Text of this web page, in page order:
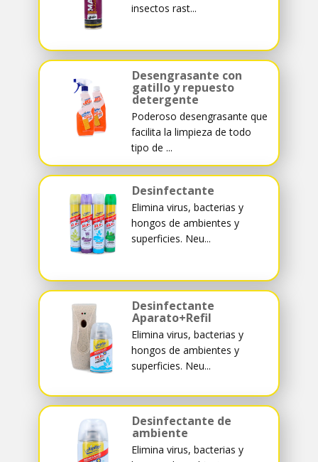
insectos rast...
Desengrasante con
gatillo y repuesto
detergente
Poderoso desengrasante que
facilita la limpieza de todo
tipo de ...
Desinfectante
Elimina virus, bacterias y
hongos de ambientes y
superficies. Neu...
Desinfectante
Aparato+Refil
Elimina virus, bacterias y
hongos de ambientes y
superficies. Neu...
Desinfectante de
ambiente
Elimina virus, bacterias y